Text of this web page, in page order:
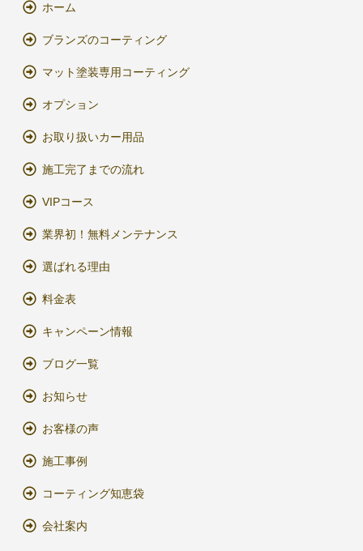
ホーム
ブランズのコーティング
マット塗装専用コーティング
オプション
お取り扱いカー用品
施工完了までの流れ
VIPコース
業界初！無料メンテナンス
選ばれる理由
料金表
キャンペーン情報
ブログ一覧
お知らせ
お客様の声
施工事例
コーティング知恵袋
会社案内